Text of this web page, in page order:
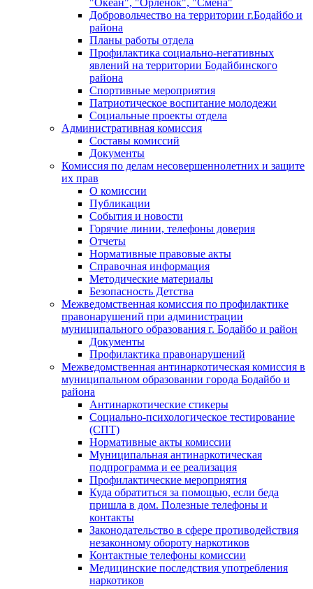
"Океан", "Орленок", "Смена"
Добровольчество на территории г.Бодайбо и
района
Планы работы отдела
Профилактика социально-негативных
явлений на территории Бодайбинского
района
Спортивные мероприятия
Патриотическое воспитание молодежи
Социальные проекты отдела
Административная комиссия
Составы комиссий
Документы
Комиссия по делам несовершеннолетних и защите
их прав
О комиссии
Публикации
События и новости
Горячие линии, телефоны доверия
Отчеты
Нормативные правовые акты
Справочная информация
Методические материалы
Безопасность Детства
Межведомственная комиссия по профилактике
правонарушений при администрации
муниципального образования г. Бодайбо и район
Документы
Профилактика правонарушений
Межведомственная антинаркотическая комиссия в
муниципальном образовании города Бодайбо и
района
Антинаркотические стикеры
Социально-психологическое тестирование
(СПТ)
Нормативные акты комиссии
Муниципальная антинаркотическая
подпрограмма и ее реализация
Профилактические мероприятия
Куда обратиться за помощью, если беда
пришла в дом. Полезные телефоны и
контакты
Законодательство в сфере противодействия
незаконному обороту наркотиков
Контактные телефоны комиссии
Медицинские последствия употребления
наркотиков